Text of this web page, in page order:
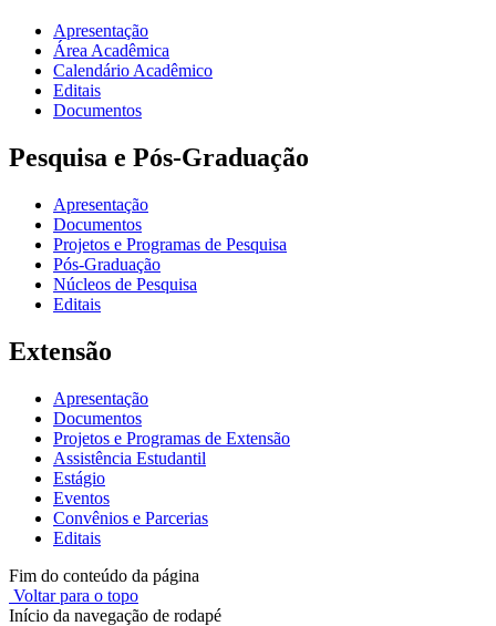
Apresentação
Área Acadêmica
Calendário Acadêmico
Editais
Documentos
Pesquisa e Pós-Graduação
Apresentação
Documentos
Projetos e Programas de Pesquisa
Pós-Graduação
Núcleos de Pesquisa
Editais
Extensão
Apresentação
Documentos
Projetos e Programas de Extensão
Assistência Estudantil
Estágio
Eventos
Convênios e Parcerias
Editais
Fim do conteúdo da página
Voltar para o topo
Início da navegação de rodapé